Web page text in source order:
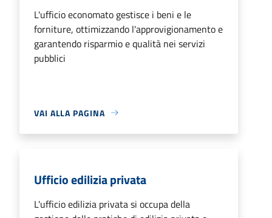
L'ufficio economato gestisce i beni e le
forniture, ottimizzando l'approvigionamento e
garantendo risparmio e qualità nei servizi
pubblici
VAI ALLA PAGINA
Ufficio edilizia privata
L'ufficio edilizia privata si occupa della